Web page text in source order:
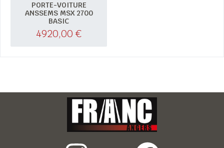
PORTE-VOITURE
ANSSEMS MSX 2700
BASIC
4920,00 €